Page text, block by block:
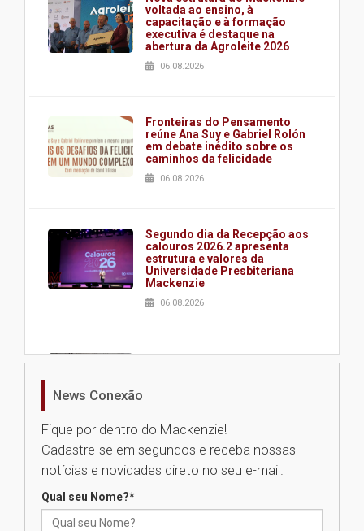
voltada ao ensino, à
capacitação e à formação
executiva é destaque na
abertura da Agroleite 2026
06.08.2026
Fronteiras do Pensamento
reúne Ana Suy e Gabriel Rolón
em debate inédito sobre os
caminhos da felicidade
06.08.2026
Segundo dia da Recepção aos
calouros 2026.2 apresenta
estrutura e valores da
Universidade Presbiteriana
Mackenzie
06.08.2026
Nova apresentação do Centro
Universidade Mackenzie
realizará nova edição da Feira
News Conexão
Fique por dentro do Mackenzie!
Cadastre-se em segundos e receba nossas
notícias e novidades direto no seu e-mail.
Qual seu Nome?*